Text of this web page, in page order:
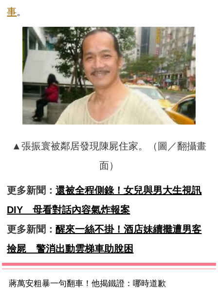
事。
▲張振寰被鄰居發現陳屍住家。（圖／翻攝畫
面）
更多新聞：還被全程側錄！女兒與男大生視訊
DIY 母看對話內容氣炸報案
更多新聞：醒來一絲不掛！酒店妹續攤遭男客
撿屍 警消出動雲梯車助脫困
蔣萬安粗暴一句翻車！他揭鐵證：哪時道歉